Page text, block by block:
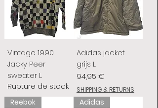
Vintage 1990
Jacky Peer
sweater L
Rupture de stock
Adidas jacket
grijs L
Prix
94,95 €
SHIPPING & RETURNS
Reebok Adidas